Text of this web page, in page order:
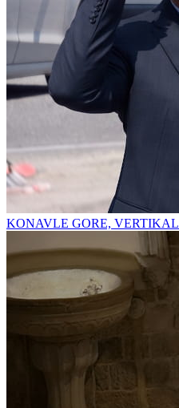
KONAVLE GORE,